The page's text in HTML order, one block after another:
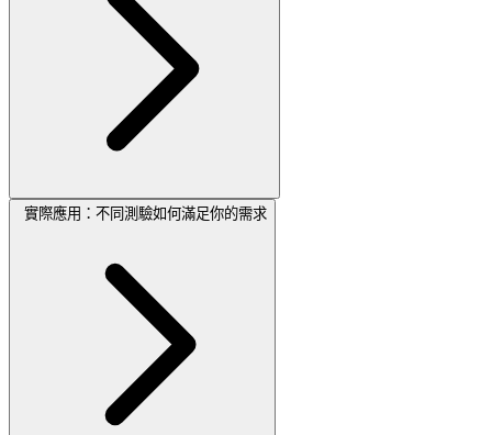
實際應用：不同測驗如何滿足你的需求